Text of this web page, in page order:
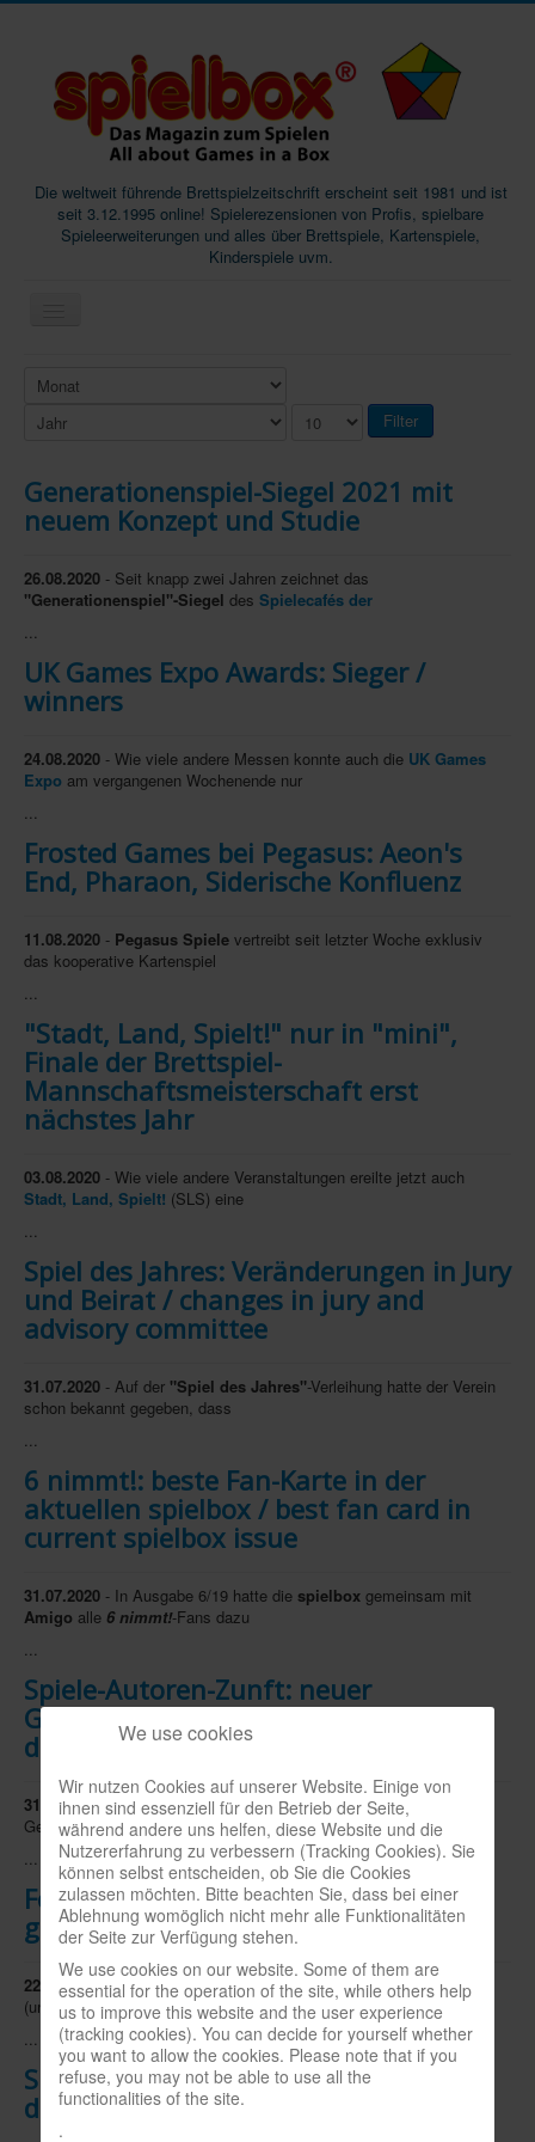
Die weltweit führende Brettspielzeitschrift erscheint seit 1981 und ist
seit 3.12.1995 online! Spielerezensionen von Profis, spielbare
Spieleerweiterungen und alles über Brettspiele, Kartenspiele,
Kinderspiele uvm.
Podcast
SpieleMag
Infos
Shop
Newsletter
Premium login
Köpfe-Heads
Preise-Awards
Branchen-/Wirtschaftsnews
Crowdfunding
Veranstaltungen-Events
In eigener Sache-On our own behalf
Archivierte Meldungen-News archive
Filter
Generationenspiel-Siegel 2021 mit
neuem Konzept und Studie
26.08.2020 - Seit knapp zwei Jahren zeichnet das
"Generationenspiel"-Siegel des Spielecafés der
...
UK Games Expo Awards: Sieger /
winners
24.08.2020 - Wie viele andere Messen konnte auch die UK Games
Expo am vergangenen Wochenende nur
...
Frosted Games bei Pegasus: Aeon's
End, Pharaon, Siderische Konfluenz
11.08.2020 - Pegasus Spiele vertreibt seit letzter Woche exklusiv
das kooperative Kartenspiel
...
"Stadt, Land, Spielt!" nur in "mini",
Finale der Brettspiel-
Mannschaftsmeisterschaft erst
nächstes Jahr
03.08.2020 - Wie viele andere Veranstaltungen ereilte jetzt auch
Stadt, Land, Spielt! (SLS) eine
...
Spiel des Jahres: Veränderungen in Jury
und Beirat / changes in jury and
advisory committee
31.07.2020 - Auf der "Spiel des Jahres"-Verleihung hatte der Verein
schon bekannt gegeben, dass
...
6 nimmt!: beste Fan-Karte in der
aktuellen spielbox / best fan card in
current spielbox issue
31.07.2020 - In Ausgabe 6/19 hatte die spielbox gemeinsam mit
Amigo alle 6 nimmt!-Fans dazu
...
Spiele-Autoren-Zunft: neuer
Geschäftsführer / new managing
director
31.07.2020 -Hans-Peter Stoll(46, Foto) wird zum 1.8. neuer
Geschäftsführer der
...
Feuerwehr-Unimog von rolly toys zu
gewinnen
22.07.2020- Weil unter spielbox-Lesern ja auch eine Menge Eltern
(und Großeltern, Tanten,
...
Spiel des Jahres: Pictures, Kennerspiel
des Jahres: Die Crew
We use cookies
Wir nutzen Cookies auf unserer Website. Einige von
ihnen sind essenziell für den Betrieb der Seite,
während andere uns helfen, diese Website und die
Nutzererfahrung zu verbessern (Tracking Cookies). Sie
können selbst entscheiden, ob Sie die Cookies
zulassen möchten. Bitte beachten Sie, dass bei einer
Ablehnung womöglich nicht mehr alle Funktionalitäten
der Seite zur Verfügung stehen.
We use cookies on our website. Some of them are
essential for the operation of the site, while others help
us to improve this website and the user experience
(tracking cookies). You can decide for yourself whether
you want to allow the cookies. Please note that if you
refuse, you may not be able to use all the
functionalities of the site.
.